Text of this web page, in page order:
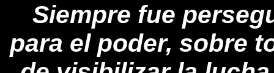
Siempre fue
para el poder, sobre